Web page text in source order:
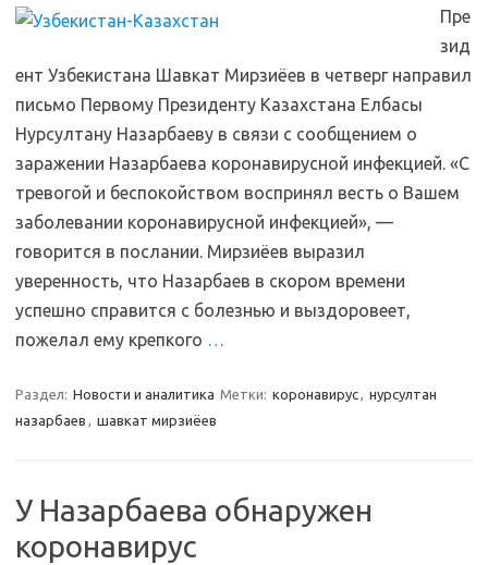
Пре
зид
ент Узбекистана Шавкат Мирзиёев в четверг направил
письмо Первому Президенту Казахстана Елбасы
Нурсултану Назарбаеву в связи с сообщением о
заражении Назарбаева коронавирусной инфекцией. «С
тревогой и беспокойством воспринял весть о Вашем
заболевании коронавирусной инфекцией», —
говорится в послании. Мирзиёев выразил
уверенность, что Назарбаев в скором времени
успешно справится с болезнью и выздоровеет,
пожелал ему крепкого …
Раздел: Новости и аналитика Метки: коронавирус, нурсултан
назарбаев , шавкат мирзиёев
У Назарбаева обнаружен
коронавирус